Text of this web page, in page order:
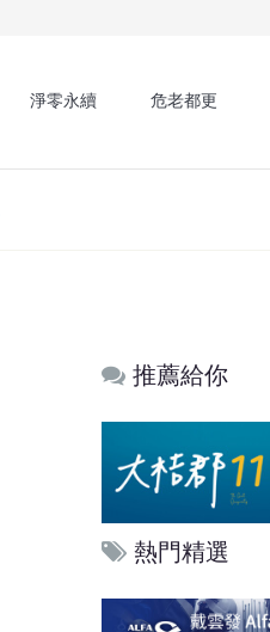
淨零永續 危老都更
推薦給你
熱門精選